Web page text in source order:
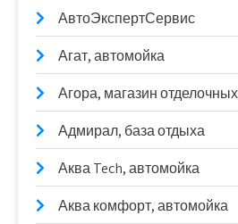
АвтоЭкспертСервис
Агат, автомойка
Агора, магазин
Адмирал, база отдыха
Аква Tech, автомойка
Аква комфорт, автомойка